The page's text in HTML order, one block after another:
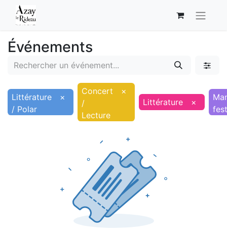
Événements
Littérature
/ Polar
×
Concert
/
Lecture
×
Littérature
×